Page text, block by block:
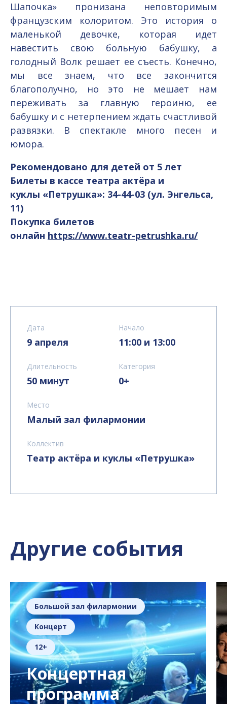
Шапочка» пронизана неповторимым
французским колоритом. Это история о
маленькой девочке, которая идет
навестить свою больную бабушку, а
голодный Волк решает ее съесть. Конечно,
мы все знаем, что все закончится
благополучно, но это не мешает нам
переживать за главную героиню, ее
бабушку и с нетерпением ждать счастливой
развязки. В спектакле много песен и
юмора.
Рекомендовано для детей от 5 лет
Билеты в кассе театра актёра и
куклы «Петрушка»: 34-44-03 (ул. Энгельса,
11)
Покупка билетов
онлайн https://www.teatr-petrushka.ru/
Дата
9 апреля
Начало
11:00 и 13:00
Длительность
50 минут
Категория
0+
Место
Малый зал филармонии
Коллектив
Театр актёра и куклы «Петрушка»
Другие события
Большой зал филармонии
Концерт
12+
Концертная
программа